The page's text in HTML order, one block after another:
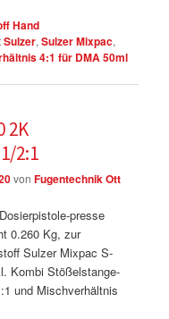
Hand
Sulzer,Sulzer Mixpac,
4:1 für DMA 50ml
2K
2:1
vonFugentechnik Ott
presse
0.260 Kg, zur
Sulzer Mixpac S-
Kombi Stößelstange-
und Mischverhältnis